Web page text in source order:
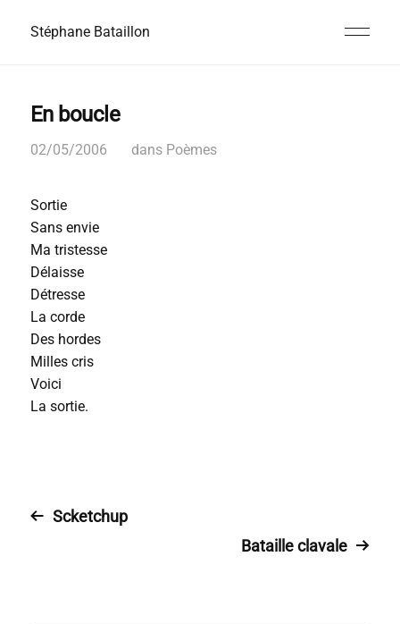
Stéphane Bataillon
En boucle
02/05/2006 dans Poèmes
Sortie
Sans envie
Ma tristesse
Délaisse
Détresse
La corde
Des hordes
Milles cris
Voici
La sortie.
Scketchup
Bataille clavale